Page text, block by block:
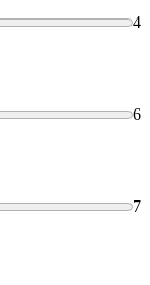
4
6
7